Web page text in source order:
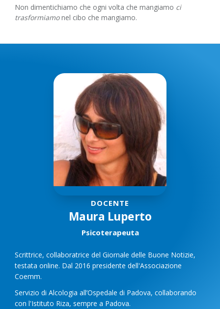
Non dimentichiamo che ogni volta che mangiamo ci
trasformiamonel cibo che mangiamo.
DOCENTE
Maura Luperto
Psicoterapeuta
Scrittrice, collaboratrice del Giornale delle Buone Notizie,
testata online. Dal 2016 presidente dell'Associazione
Coemm.
Servizio di Alcologia all’Ospedale di Padova, collaborando
con l'Istituto Riza, sempre a Padova.